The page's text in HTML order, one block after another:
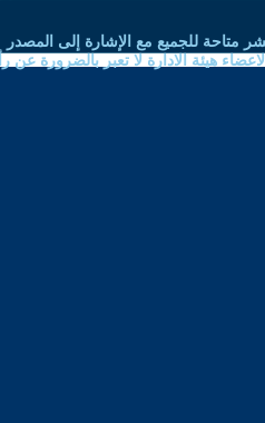
متاحة للجميع مع الإشارة إلى المصدر
هيئة الادارة لا تعبر بالضرورة عن